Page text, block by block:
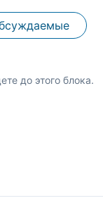
до этого блока.